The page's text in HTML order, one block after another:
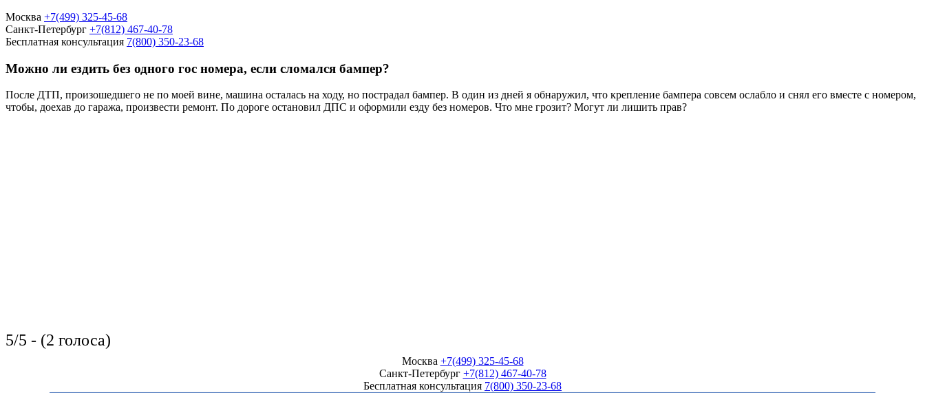
Москва +7(499) 325-45-68
Санкт-Петербург +7(812) 467-40-78
Бесплатная консультация 7(800) 350-23-68
Можно ли ездить без одного гос номера, если сломался бампер?
После ДТП, произошедшего не по моей вине, машина осталась на ходу, но пострадал бампер. В один из дней я обнаружил, что крепление бампера совсем ослабло и снял его вместе с номером,
чтобы, доехав до гаража, произвести ремонт. По дороге остановил ДПС и оформили езду без номеров. Что мне грозит? Могут ли лишить прав?
5/5 - (2 голоса)
Москва +7(499) 325-45-68
Санкт-Петербург +7(812) 467-40-78
Бесплатная консультация 7(800) 350-23-68